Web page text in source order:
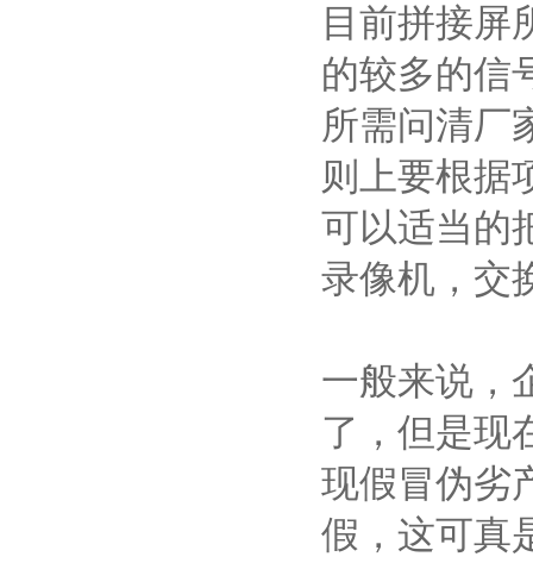
目前拼接屏
的较多的信
所需问清厂
则上要根据
可以适当的
录像机，交
一般来说，
了，但是现
现假冒伪劣
假，这可真